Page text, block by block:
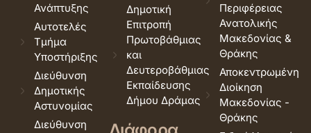
Ανάπτυξης
Αυτοτελές
Τμήμα
Υποστήριξης
Διεύθυνση
Δημοτικής
Αστυνομίας
Διεύθυνση
Δημοτική
Επιτροπή
Πρωτοβάθμιας
και
Δευτεροβάθμιας
Εκπαίδευσης
Δήμου Δράμας
Περιφέρειας
Ανατολικής
Μακεδονίας &
Θράκης
Αποκεντρωμένη
Διοίκηση
Μακεδονίας -
Θράκης